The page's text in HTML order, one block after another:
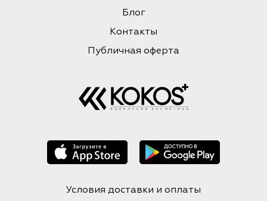
Блог
Контакты
Публичная оферта
Условия доставки и оплаты